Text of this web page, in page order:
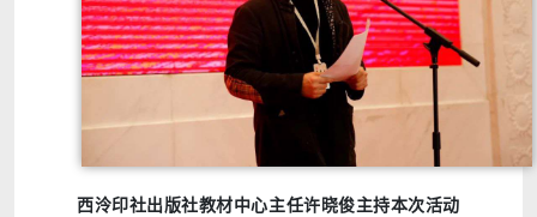
西泠印社出版社教材中心主任许晓俊主持本次活动